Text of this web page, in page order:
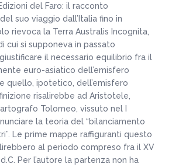
del Faro: il racconto
suo viaggio dall’Italia fino in
rievoca la Terra Australis Incognita,
cui si supponeva in passato
il necessario equilibrio fra il
euro-asiatico dell’emisfero
quello, ipotetico, dell’emisfero
risalirebbe ad Aristotele,
Tolomeo, vissuto nel I
la teoria del “bilanciamento
Le prime mappe raffiguranti questo
al periodo compreso fra il XV
Per l’autore la partenza non ha